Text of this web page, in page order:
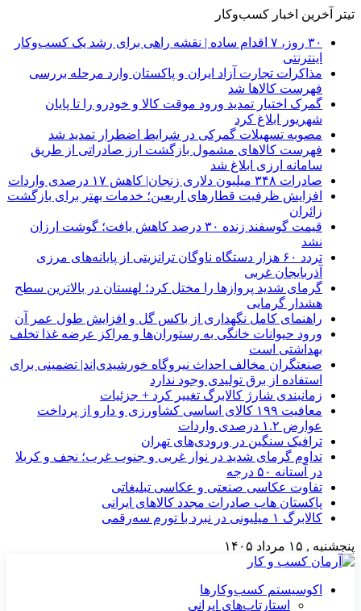
تیتر آخرین اخبار کسب‌وکار
۳۰ روز، ۷ اقدام ساده | نقشه راهی برای رشد یک کسب‌وکار
اینترنتی
مذاکرات تجارت آزاد ایران و پاکستان وارد مرحله بررسی
فهرست کالاها شد
گمرک اختیار تمدید ورود موقت کالا و خودرو را تا پایان
شهریور ابلاغ کرد
مصوبه تسهیلات گمرکی در شرایط اضطرار تمدید شد
فهرست کالاهای مشمول بازگشت ارز صادراتی از طریق
سامانه ارزی ابلاغ شد
صادرات ۳۴۸ میلیون دلاری زنجان| ‌کاهش ۱۷ درصدی واردات
افزایش ظرفیت قطارهای اربعین؛ خدمات بهتر برای بازگشت
زائران
قیمت گوسفند زنده ۳۰ درصد کاهش یافت؛ گوشت ارزان
نشد
تردد ۶۰ هزار دستگاه ناوگان ترانزیتی از پایانه‌های مرزی
آذربایجان ‌غربی
گرمای شدید پروازها را مختل کرد؛ لهستان در بالاترین سطح
هشدار گرمایی
راهنمای کامل نگهداری از باکس گل و افزایش طول عمر آن
ورود حیوانات خانگی به رستوران‌ها و مراکز عرضه غذا تخلف
بهداشتی است
صنعتگران مخالف احداث نیروگاه خورشیدی‌اند| تضمینی برای
استفاده از برق تولیدی وجود ندارد
زمانبندی شارژ کالابرگ تغییر کرد + جزئیات
معافیت ۱۹۹ کالای اساسی کشاورزی و دارو از پرداخت
عوارض ۱.۲ درصدی واردات
ترافیک سنگین در ورودی‌های تهران
تداوم گرمای شدید در نوار غربی و جنوب غرب؛ نجف و کربلا
در آستانه ۵۰ درجه
تفاوت عکاسی صنعتی و عکاسی تبلیغاتی
پاکستان هاب صادرات مجدد کالاهای ایرانی
کالابرگ ۱ میلیونی در نبرد با تورم سه‌رقمی
پنجشنبه , ۱۵ مرداد ۱۴۰۵
اکوسیستم کسب‌وکارها
استارتاپ‌های ایرانی